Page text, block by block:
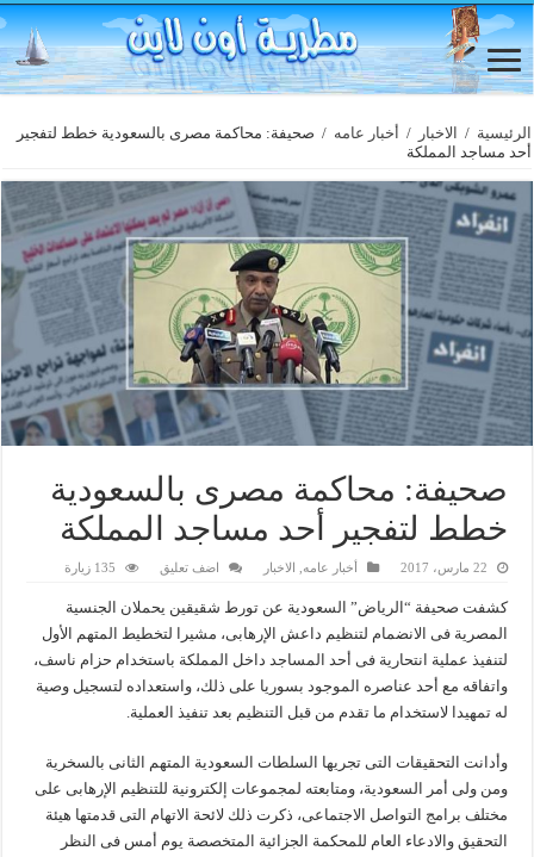
الرئيسية / الاخبار / أخبار عامه / صحيفة: محاكمة مصرى بالسعودية خطط لتفجير
أحد مساجد المملكة
صحيفة: محاكمة مصرى بالسعودية
خطط لتفجير أحد مساجد المملكة
22 مارس، 2017 أخبار عامه, الاخبار اضف تعليق 135 زيارة
كشفت صحيفة “الرياض” السعودية عن تورط شقيقين يحملان الجنسية
المصرية فى الانضمام لتنظيم داعش الإرهابى، مشيرا لتخطيط المتهم الأول
لتنفيذ عملية انتحارية فى أحد المساجد داخل المملكة باستخدام حزام ناسف،
واتفاقه مع أحد عناصره الموجود بسوريا على ذلك، واستعداده لتسجيل وصية
له تمهيدا لاستخدام ما تقدم من قبل التنظيم بعد تنفيذ العملية.
وأدانت التحقيقات التى تجريها السلطات السعودية المتهم الثانى بالسخرية
ومن ولى أمر السعودية، ومتابعته لمجموعات إلكترونية للتنظيم الإرهابى على
مختلف برامج التواصل الاجتماعى، ذكرت ذلك لائحة الاتهام التى قدمتها هيئة
التحقيق والادعاء العام للمحكمة الجزائية المتخصصة يوم أمس فى النظر